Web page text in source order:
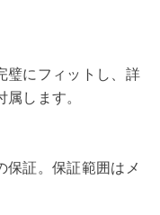
璧にフィットし、詳
します。
証。保証範囲はメ